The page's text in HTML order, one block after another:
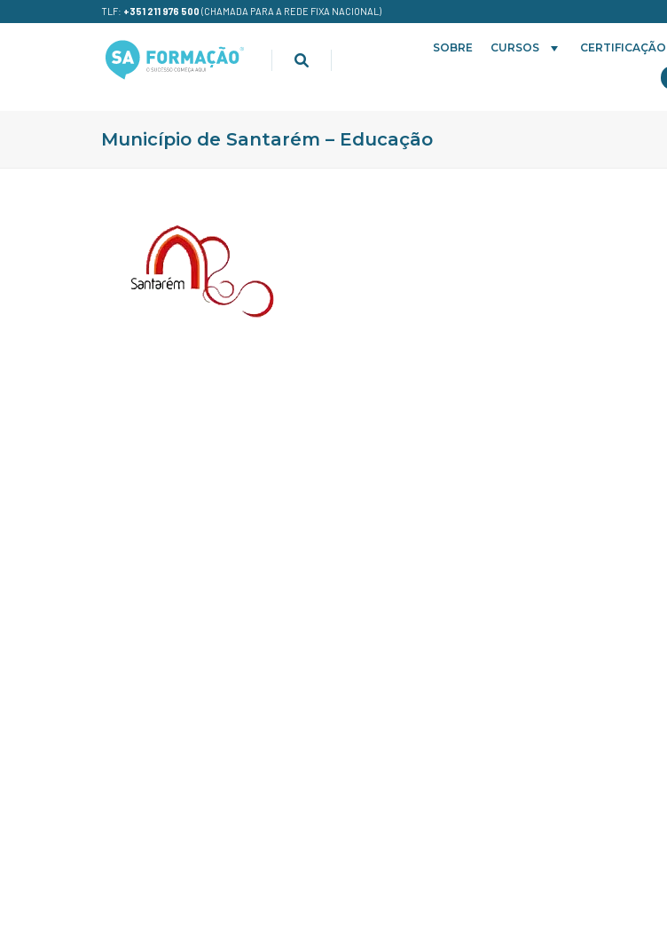
TLF: +351 211 976 500 (CHAMADA PARA A REDE FIXA NACIONAL)
SOBRE CURSOS CERTIFICAÇÃO
Município de Santarém – Educação